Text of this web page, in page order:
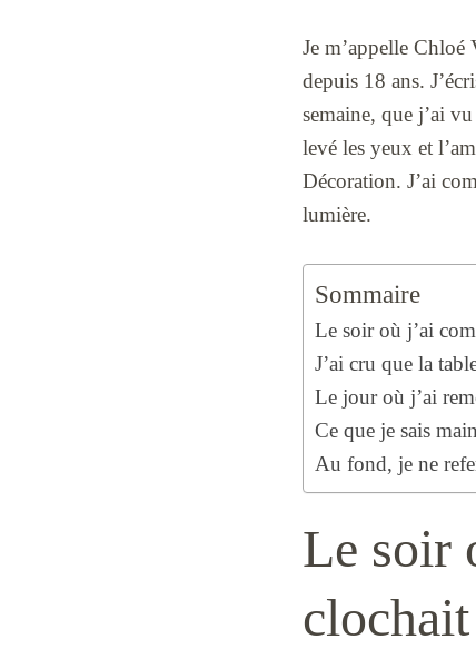
Je m’appelle Chloé
depuis 18 ans.
semaine, que j’ai
levé les yeux et
Décoration. J’ai
lumière.
Sommaire
Le soir où j’ai
J’ai cru que la
Le jour où j’ai
Ce que je sais
Au fond, je ne
Le soir
clochait